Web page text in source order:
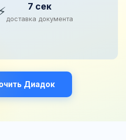
7 сек
доставка документа
Диадок